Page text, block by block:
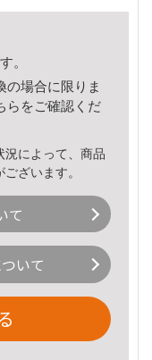
。
の場合に限りま
ら をご確認くだ
によって、商品
ざいます。
て
いて